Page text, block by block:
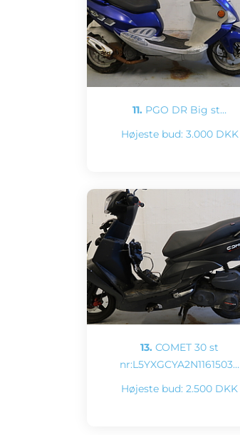
11. PGO DR Big st…
Højeste bud: 3.000 DKK
13. COMET 30 st
nr:L5YXGCYA2N1161503…
Højeste bud: 2.500 DKK